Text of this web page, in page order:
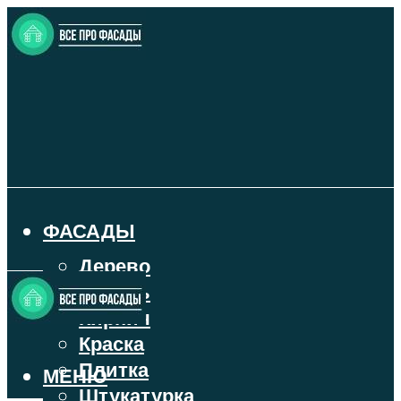
ФАСАДЫ
Дерево
Камень
Кирпич
Краска
Плитка
Штукатурка
МЕНЮ